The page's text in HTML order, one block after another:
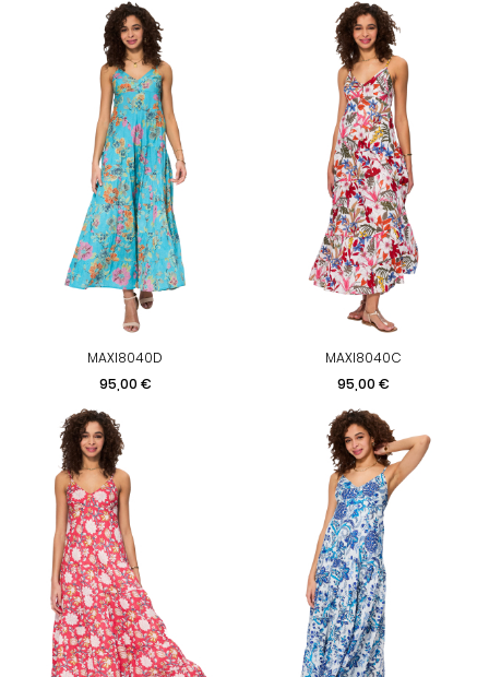
MAXI8040D
Prix
95,00 €
MAXI8040C
Prix
95,00 €